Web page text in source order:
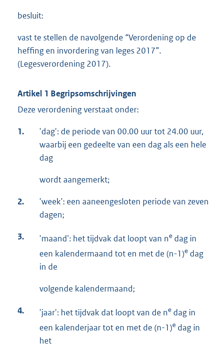
besluit:
vast te stellen de navolgende “Verordening op de
heffing en invordering van leges 2017”.
(Legesverordening 2017).
Artikel 1 Begripsomschrijvingen
Deze verordening verstaat onder:
1.
'dag': de periode van 00.00 uur tot 24.00 uur,
waarbij een gedeelte van een dag als een hele
dag
wordt aangemerkt;
2.
'week': een aaneengesloten periode van zeven
dagen;
3. 'maand': het tijdvak dat loopt van ne dag in
een kalendermaand tot en met de (n-1)e dag
in de
volgende kalendermaand;
4. 'jaar': het tijdvak dat loopt van de ne dag in
een kalenderjaar tot en met de (n-1)e dag in
het